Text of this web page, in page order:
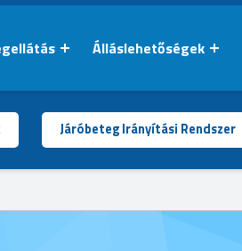
Álláslehetőségek
Járóbeteg Irányítási Rendszer